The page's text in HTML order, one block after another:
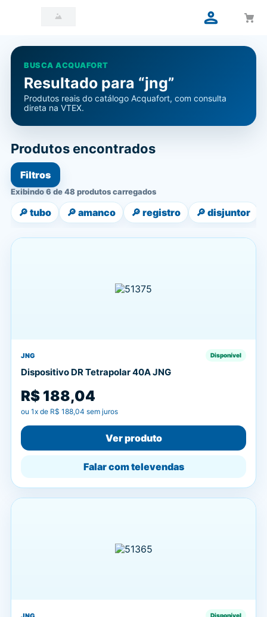
BUSCA ACQUAFORT
Resultado para “jng”
Produtos reais do catálogo Acquafort, com consulta
direta na VTEX.
Produtos encontrados
Filtros
Exibindo 6 de 48 produtos carregados
🔎 tubo 🔎 amanco 🔎 registro 🔎 disjuntor
JNG Disponível
Dispositivo DR Tetrapolar 40A JNG
R$ 188,04
ou 1x de R$ 188,04 sem juros
Ver produto
Falar com televendas
Disponível